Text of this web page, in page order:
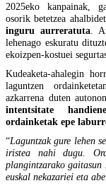
2025eko kanpainak,
osorik betetzea
inguru aurreratuta.
lehenago eskuratu
ekoizpen-kostuei
Kudeaketa-ahalegin
laguntzen
azkarrena duten
intentsitate
ordainketak epe
“Laguntzak gure lehen
iristea nahi dugu.
plangintzarako gaitasun
euskal nekazariei eta